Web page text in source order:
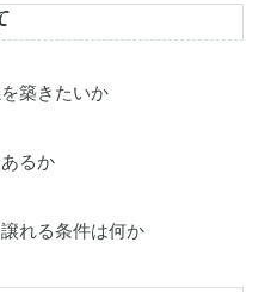
築きたいか
るか
れる条件は何か